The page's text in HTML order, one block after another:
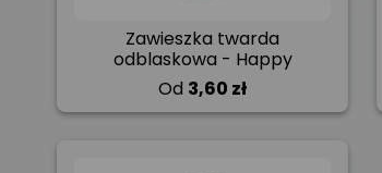
Zawieszka twarda
odblaskowa - Happy
Od 3,60 zł